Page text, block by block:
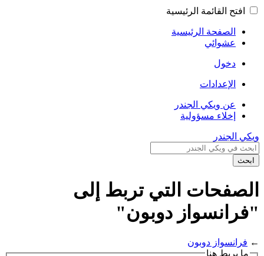
افتح القائمة الرئيسية
الصفحة الرئيسية
عشوائي
دخول
الإعدادات
عن ويكي الجندر
إخلاء مسؤولية
ويكي الجندر
ابحث
الصفحات التي تربط إلى
"فرانسواز دوبون"
← فرانسواز دوبون
ما يربط هنا